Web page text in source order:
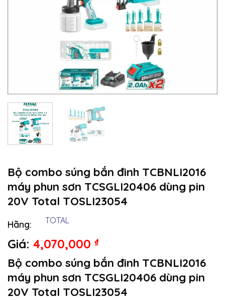
Bộ combo súng bắn đinh TCBNLI2016
máy phun sơn TCSGLI20406 dùng pin
20V Total TOSLI23054
Giá: 4,070,000 ₫
Hãng: TOTAL
Bộ combo súng bắn đinh TCBNLI2016
máy phun sơn TCSGLI20406 dùng pin
20V Total TOSLI23054